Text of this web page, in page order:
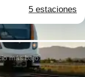
5 estaciones
más bajo: